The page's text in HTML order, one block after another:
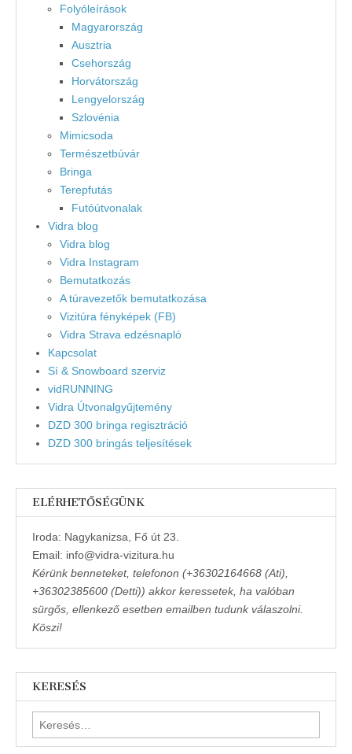
Folyóleírások
Magyarország
Ausztria
Csehország
Horvátország
Lengyelország
Szlovénia
Mimicsoda
Természetbúvár
Bringa
Terepfutás
Futóútvonalak
Vidra blog
Vidra blog
Vidra Instagram
Bemutatkozás
A túravezetők bemutatkozása
Vizitúra fényképek (FB)
Vidra Strava edzésnapló
Kapcsolat
Sí & Snowboard szerviz
vidRUNNING
Vidra Útvonalgyűjtemény
DZD 300 bringa regisztráció
DZD 300 bringás teljesítések
ELÉRHETŐSÉGÜNK
Iroda: Nagykanizsa, Fő út 23.
Email: info@vidra-vizitura.hu
Kérünk benneteket, telefonon (+36302164668 (Ati),
+36302385600 (Detti)) akkor keressetek, ha valóban
sürgős, ellenkező esetben emailben tudunk válaszolni.
Köszi!
KERESÉS
Keresés: